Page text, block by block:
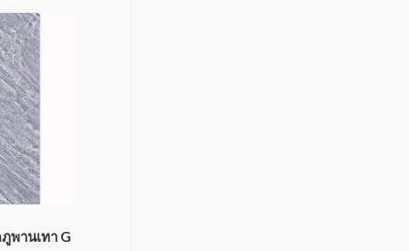
ภูพานเทา G